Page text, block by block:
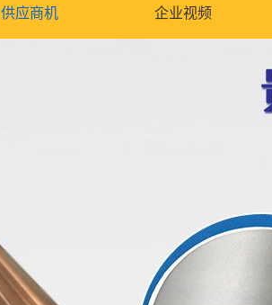
供应商机 企业视频